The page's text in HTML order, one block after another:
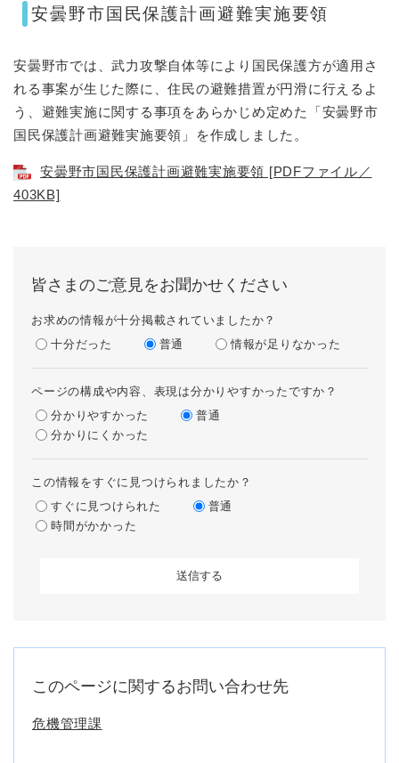
安曇野市国民保護計画避難実施要領
安曇野市では、武力攻撃自体等により国民保護方が適用さ
れる事案が生じた際に、住民の避難措置が円滑に行えるよ
う、避難実施に関する事項をあらかじめ定めた「安曇野市
国民保護計画避難実施要領」を作成しました。
安曇野市国民保護計画避難実施要領 [PDFファイル／
403KB]
皆さまのご意見をお聞かせください
お求めの情報が十分掲載されていましたか？
十分だった
普通 情報が足りなかった
ページの構成や内容、表現は分かりやすかったですか？
分かりやすかった
普通
分かりにくかった
この情報をすぐに見つけられましたか？
すぐに見つけられた
普通
時間がかかった
このページに関するお問い合わせ先
危機管理課